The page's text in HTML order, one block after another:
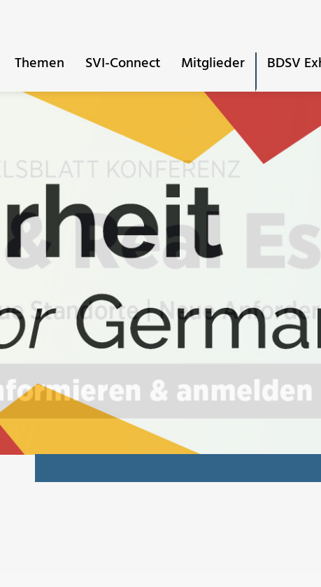
Themen SVI-Connect Mitglieder BDSV